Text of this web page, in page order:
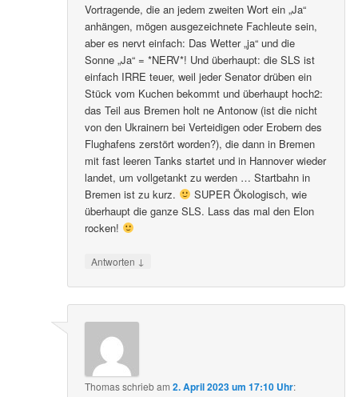
Vortragende, die an jedem zweiten Wort ein „Ja“
anhängen, mögen ausgezeichnete Fachleute sein,
aber es nervt einfach: Das Wetter „ja“ und die
Sonne „Ja“ = *NERV*! Und überhaupt: die SLS ist
einfach IRRE teuer, weil jeder Senator drüben ein
Stück vom Kuchen bekommt und überhaupt hoch2:
das Teil aus Bremen holt ne Antonow (ist die nicht
von den Ukrainern bei Verteidigen oder Erobern des
Flughafens zerstört worden?), die dann in Bremen
mit fast leeren Tanks startet und in Hannover wieder
landet, um vollgetankt zu werden … Startbahn in
Bremen ist zu kurz.
SUPER Ökologisch, wie
überhaupt die ganze SLS. Lass das mal den Elon
rocken!
Antworten ↓
Thomasschriebam2. April 2023 um 17:10 Uhr: